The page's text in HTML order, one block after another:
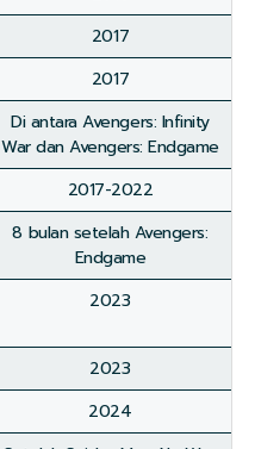
2017
2017
Di antara Avengers: Infinity
War dan Avengers: Endgame
2017-2022
8 bulan setelah Avengers:
Endgame
2023
2023
2024